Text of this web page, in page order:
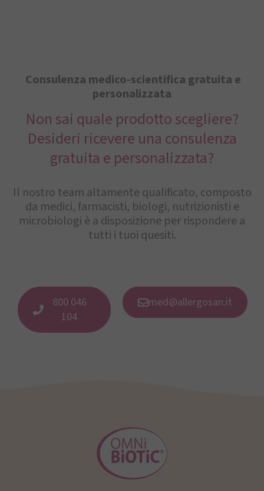
Consulenza medico-scientifica gratuita e
personalizzata
Non sai quale prodotto scegliere?
Desideri ricevere una consulenza
gratuita e personalizzata?
Il nostro team altamente qualificato, composto
da medici, farmacisti, biologi, nutrizionisti e
microbiologi è a disposizione per rispondere a
tutti i tuoi quesiti.
800 046
104
med@allergosan.it